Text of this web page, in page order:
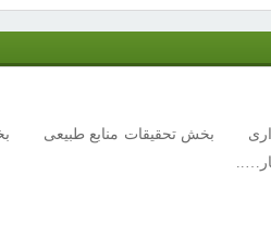
بخش تحقیقات منابع طبیعی بخش